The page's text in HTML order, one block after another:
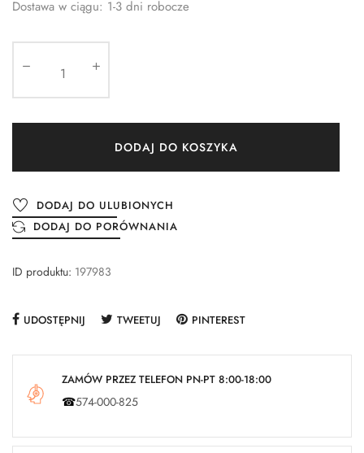
Dostawa w ciągu: 1-3 dni robocze
DODAJ DO KOSZYKA
DODAJ DO ULUBIONYCH
DODAJ DO PORÓWNANIA
ID produktu: 197983
UDOSTĘPNIJ TWEETUJ PINTEREST
ZAMÓW PRZEZ TELEFON PN-PT 8:00-18:00
☎574-000-825